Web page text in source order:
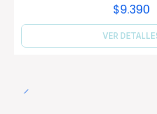
$9.390
VER